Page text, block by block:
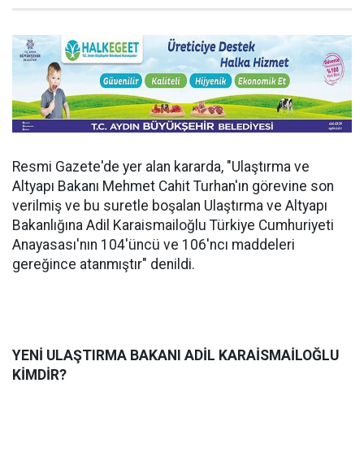
Resmi Gazete'de yer alan kararda, "Ulaştırma ve
Altyapı Bakanı Mehmet Cahit Turhan'ın görevine son
verilmiş ve bu suretle boşalan Ulaştırma ve Altyapı
Bakanlığına Adil Karaismailoğlu Türkiye Cumhuriyeti
Anayasası'nın 104'üncü ve 106'ncı maddeleri
gereğince atanmıştır" denildi.
YENİ ULAŞTIRMA BAKANI ADİL KARAİSMAİLOĞLU
KİMDİR?